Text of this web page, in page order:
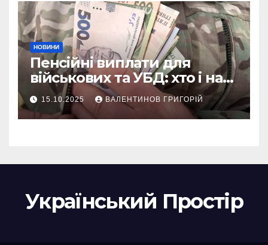
НОВИНИ
Пенсійні виплати для
військових та УБД: хто і на
що може розраховувати
15.10.2025 ВАЛЕНТИНОВ ГРИГОРІЙ
Український Простір